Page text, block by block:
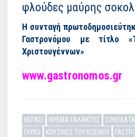
φλούδες μαύρης
Η συνταγή
Γαστρονόμου με τίτλο
Χριστουγέννων»
www.gastronomos.gr
ΚΕΡΑΣΙ ΚΡΕΜΑ ΓΑΛΑΚΤΟΣ ΣΟΚΟΛΑΤΑ
ΓΛΥΚΟ
ΚΟΥΖΙΝΕΣ ΤΟΥ ΚΟΣΜΟΥ